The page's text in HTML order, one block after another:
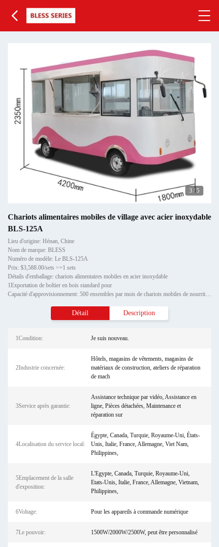
3 /5
Chariots alimentaires mobiles de village avec acier inoxydable
BLS-125A
Lieu d'origine: Hénan, Chine
Nom de marque: BLESS
Numéro de modèle: Le BLS-125A
Prix: $3,588.00/sets >=1 sets
Détails d'emballage: chariots alimentaires mobiles en acier inoxydable
1Exportation de boîtier en bois standard pour
Capacité d'approvisionnement: 500 ensembles par mois de chariots mobiles de nourriture en acier inoxydable
Détail Description
1Condition: Je suis nouveau.
2Industrie concernée:
Hôtels, magasins de vêtements, magasins de
matériaux de construction, ateliers de réparation
de mach
3Service après garantie:
Assistance technique par vidéo, Assistance en
ligne, Pièces détachées, Maintenance et
réparation sur
4Localisation du service local:
Égypte, Canada, Turquie, Royaume-Uni, États-
Unis, Italie, France, Allemagne, Viet Nam,
Philippines,
5Emplacement de la salle
d'exposition:
L'Egypte, Canada, Turquie, Royaume-Uni,
Etats-Unis, Italie, France, Allemagne, Vietnam,
Philippines,
6Voltage: Pour les appareils à commande numérique
7Le pouvoir: 1500W/2000W/2500W, peut être personnalisé